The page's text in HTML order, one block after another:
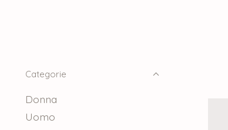
Categorie
Donna
Uomo